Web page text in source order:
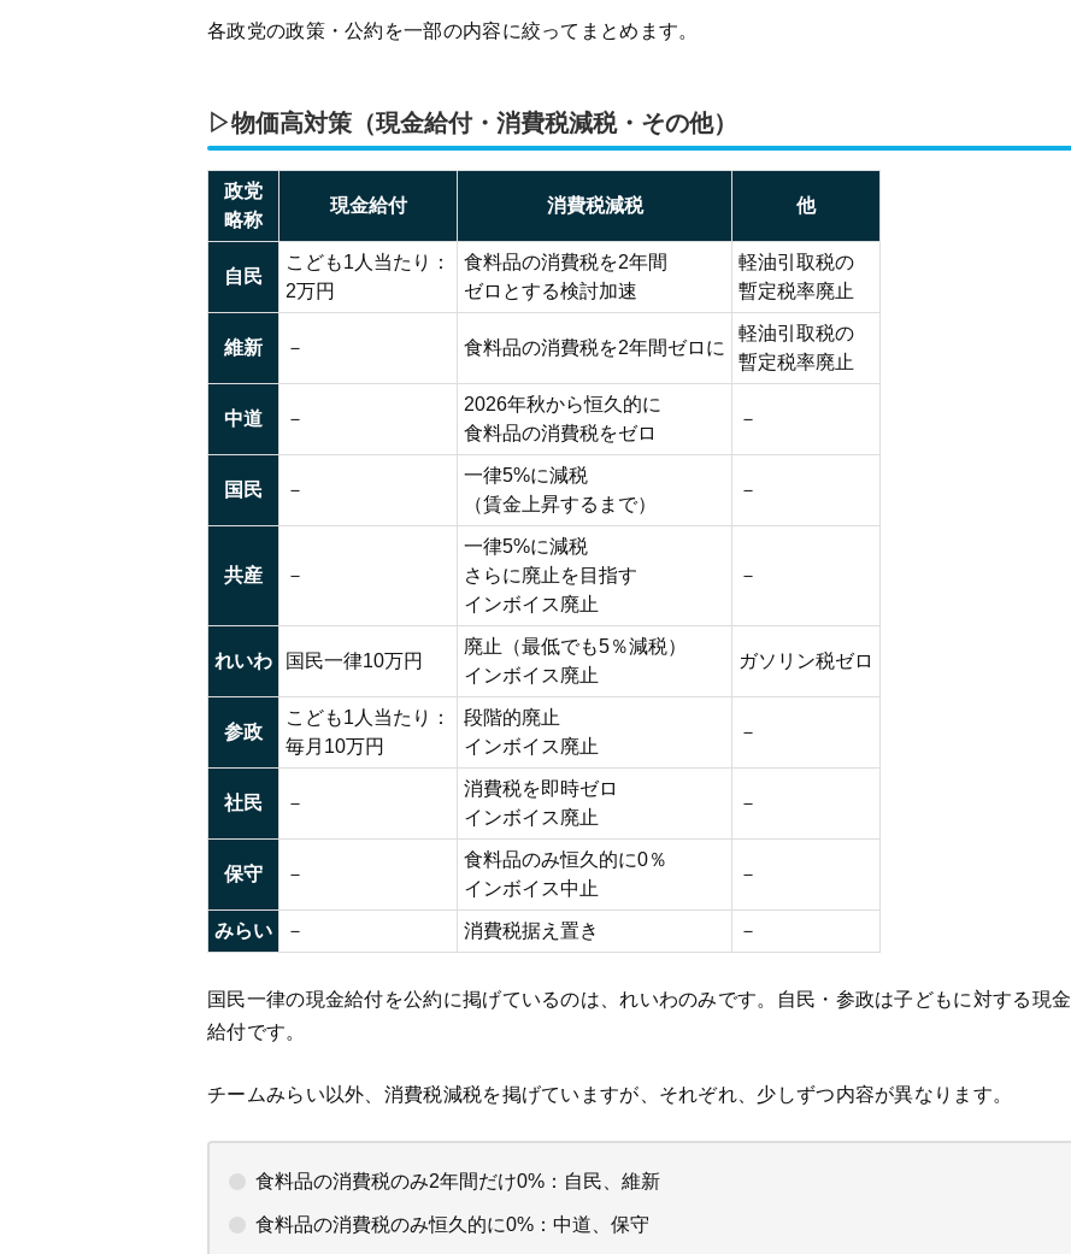
各政党の政策・公約を一部の内容に絞ってまとめます。
▷物価高対策（現金給付・消費税減税・その他）
政党
略称
現金給付 消費税減税 他
自民
こども1人当たり：
2万円
食料品の消費税を2年間
ゼロとする検討加速
軽油引取税の
暫定税率廃止
維新 － 食料品の消費税を2年間ゼロに
軽油引取税の
暫定税率廃止
中道 －
2026年秋から恒久的に
食料品の消費税をゼロ
－
国民 －
一律5%に減税
（賃金上昇するまで）
－
共産 －
一律5%に減税
さらに廃止を目指す
インボイス廃止
－
れいわ 国民一律10万円
廃止（最低でも5％減税）
インボイス廃止
ガソリン税ゼロ
参政
こども1人当たり：
毎月10万円
段階的廃止
インボイス廃止
－
社民 －
消費税を即時ゼロ
インボイス廃止
－
保守 －
食料品のみ恒久的に0％
インボイス中止
－
みらい － 消費税据え置き －
国民一律の現金給付を公約に掲げているのは、れいわのみです。自民・参政は子どもに対する現金
給付です。
チームみらい以外、消費税減税を掲げていますが、それぞれ、少しずつ内容が異なります。
食料品の消費税のみ2年間だけ0%：自民、維新
食料品の消費税のみ恒久的に0%：中道、保守